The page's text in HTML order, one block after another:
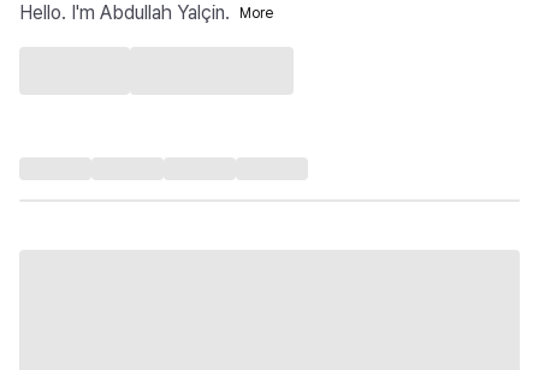
Hello. I'm Abdullah Yalçin.
More